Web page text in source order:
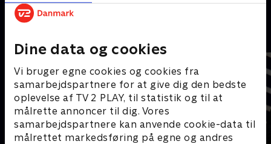
Dine data og cookies
Vi bruger egne cookies og cookies fra
samarbejdspartnere for at give dig den bedste
oplevelse af TV 2 PLAY, til statistik og til at
målrette annoncer til dig. Vores
samarbejdspartnere kan anvende cookie-data til
målrettet markedsføring på egne og andres
I går • 22 min